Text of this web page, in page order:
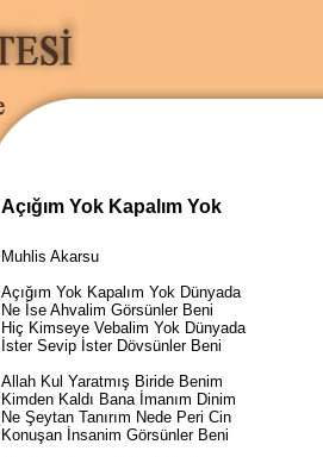
Açığım Yok Kapalım Yok
Muhlis Akarsu
Açığım Yok Kapalım Yok Dünyada
Ne İse Ahvalim Görsünler Beni
Hiç Kimseye Vebalim Yok Dünyada
İster Sevip İster Dövsünler Beni
Allah Kul Yaratmış Biride Benim
Kimden Kaldı Bana İmanım Dinim
Ne Şeytan Tanırım Nede Peri Cin
Konuşan İnsanim Görsünler Beni